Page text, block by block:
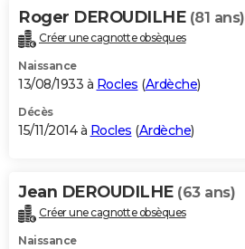
Roger DEROUDILHE (81 ans)
Créer une cagnotte obsèques
Naissance
13/08/1933 à Rocles (Ardèche)
Décès
15/11/2014 à Rocles (Ardèche)
Jean DEROUDILHE (63 ans)
Créer une cagnotte obsèques
Naissance